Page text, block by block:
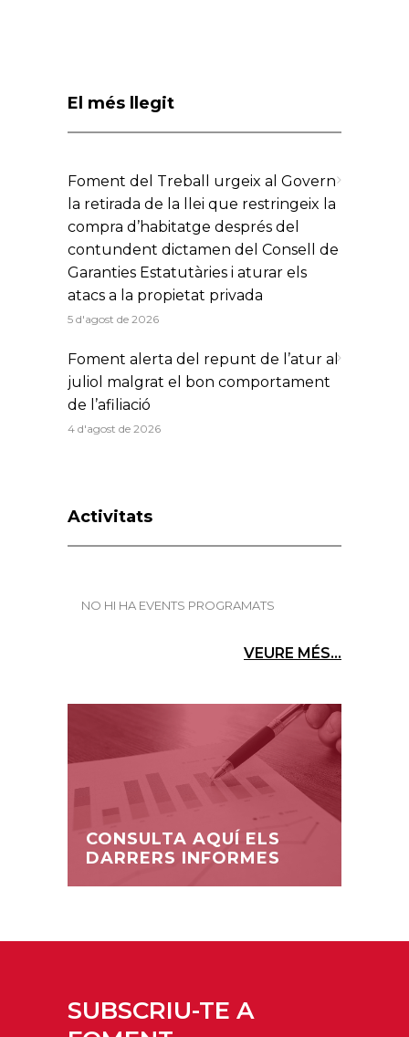
El més llegit
Foment del Treball urgeix al Govern
la retirada de la llei que restringeix la
compra d’habitatge després del
contundent dictamen del Consell de
Garanties Estatutàries i aturar els
atacs a la propietat privada
5 d'agost de 2026
Foment alerta del repunt de l’atur al
juliol malgrat el bon comportament
de l’afiliació
4 d'agost de 2026
Activitats
NO HI HA EVENTS PROGRAMATS
VEURE MÉS...
CONSULTA AQUÍ ELS
DARRERS INFORMES
SUBSCRIU-TE A